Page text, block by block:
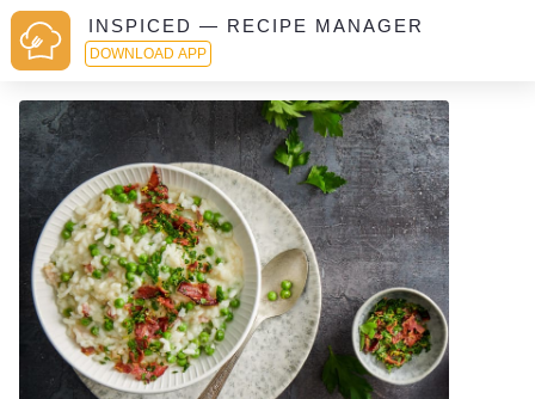
INSPICED — RECIPE MANAGER
DOWNLOAD APP